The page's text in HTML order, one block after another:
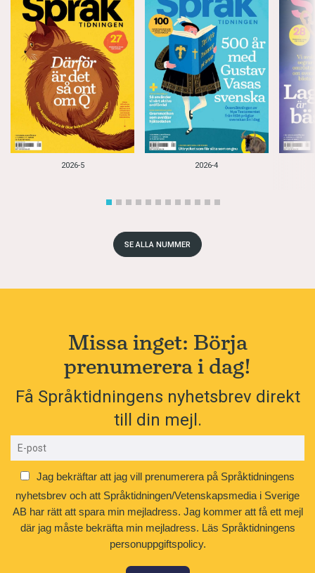
2026-5 2026-4
SE ALLA NUMMER
Missa inget: Börja
prenumerera i dag!
Få Språktidningens nyhetsbrev direkt
till din mejl.
Jag bekräftar att jag vill prenumerera på Språktidningens
nyhetsbrev och att Språktidningen/Vetenskapsmedia i Sverige
AB har rätt att spara min mejladress. Jag kommer att få ett mejl
där jag måste bekräfta min mejladress. Läs Språktidningens
personuppgiftspolicy.